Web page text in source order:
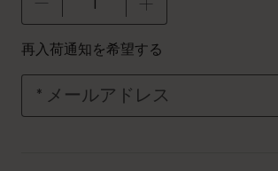
数量が1に更新されました
再入荷通知を希望する
* メールアドレス